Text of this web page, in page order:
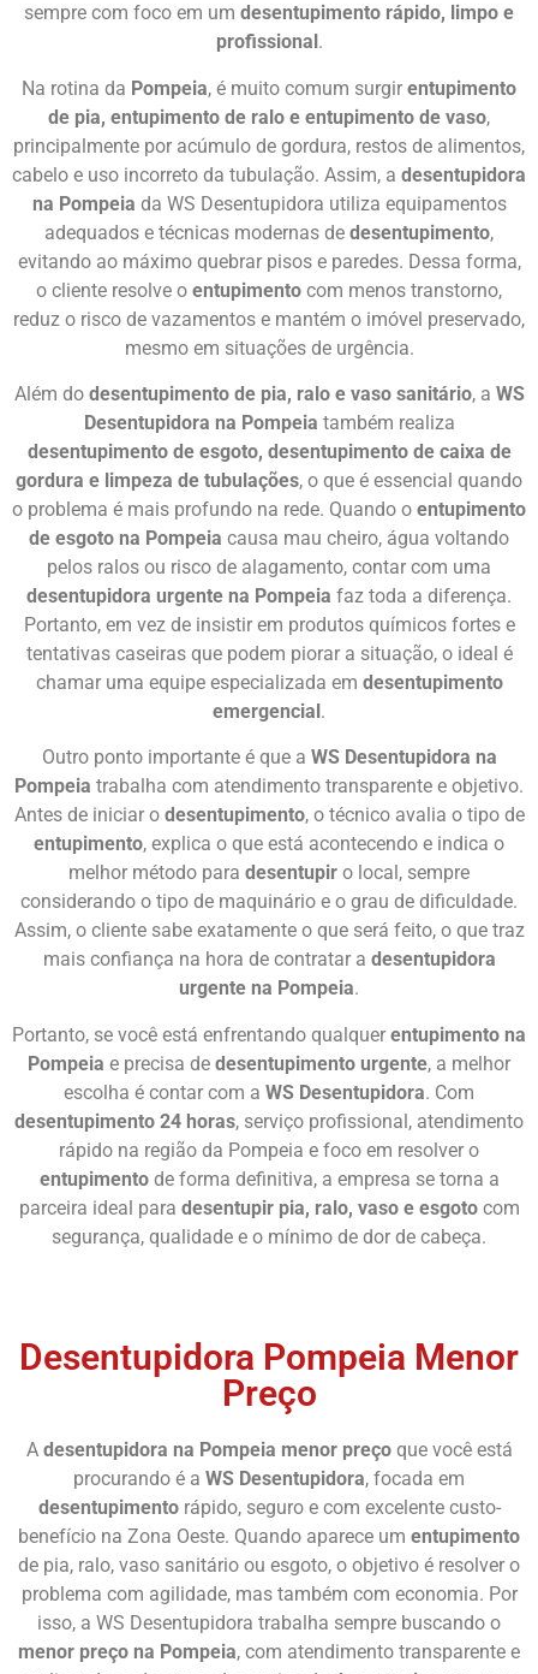
sempre com foco em um desentupimento rápido, limpo e
profissional.
Na rotina da Pompeia, é muito comum surgir entupimento
de pia, entupimento de ralo e entupimento de vaso,
principalmente por acúmulo de gordura, restos de alimentos,
cabelo e uso incorreto da tubulação. Assim, a desentupidora
na Pompeia da WS Desentupidora utiliza equipamentos
adequados e técnicas modernas de desentupimento,
evitando ao máximo quebrar pisos e paredes. Dessa forma,
o cliente resolve o entupimento com menos transtorno,
reduz o risco de vazamentos e mantém o imóvel preservado,
mesmo em situações de urgência.
Além do desentupimento de pia, ralo e vaso sanitário, a WS
Desentupidora na Pompeia também realiza
desentupimento de esgoto, desentupimento de caixa de
gordura e limpeza de tubulações, o que é essencial quando
o problema é mais profundo na rede. Quando o entupimento
de esgoto na Pompeia causa mau cheiro, água voltando
pelos ralos ou risco de alagamento, contar com uma
desentupidora urgente na Pompeia faz toda a diferença.
Portanto, em vez de insistir em produtos químicos fortes e
tentativas caseiras que podem piorar a situação, o ideal é
chamar uma equipe especializada em desentupimento
emergencial.
Outro ponto importante é que a WS Desentupidora na
Pompeia trabalha com atendimento transparente e objetivo.
Antes de iniciar o desentupimento, o técnico avalia o tipo de
entupimento, explica o que está acontecendo e indica o
melhor método para desentupir o local, sempre
considerando o tipo de maquinário e o grau de dificuldade.
Assim, o cliente sabe exatamente o que será feito, o que traz
mais confiança na hora de contratar a desentupidora
urgente na Pompeia.
Portanto, se você está enfrentando qualquer entupimento na
Pompeia e precisa de desentupimento urgente, a melhor
escolha é contar com a WS Desentupidora. Com
desentupimento 24 horas, serviço profissional, atendimento
rápido na região da Pompeia e foco em resolver o
entupimentode forma definitiva, a empresa se torna a
parceira ideal para desentupir pia, ralo, vaso e esgotocom
segurança, qualidade e o mínimo de dor de cabeça.
Desentupidora Pompeia Menor
Preço
A desentupidora na Pompeia menor preçoque você está
procurando é a WS Desentupidora, focada em
desentupimentorápido, seguro e com excelente custo-
benefício na Zona Oeste. Quando aparece um entupimento
de pia, ralo, vaso sanitário ou esgoto, o objetivo é resolver o
problema com agilidade, mas também com economia. Por
isso, a WS Desentupidora trabalha sempre buscando o
menor preço na Pompeia, com atendimento transparente e